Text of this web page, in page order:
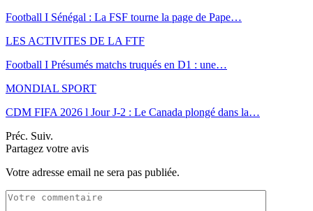
Football I Sénégal : La FSF tourne la page de Pape…
LES ACTIVITES DE LA FTF
Football I Présumés matchs truqués en D1 : une…
MONDIAL SPORT
CDM FIFA 2026 l Jour J-2 : Le Canada plongé dans la…
Préc. Suiv.
Partagez votre avis
Votre adresse email ne sera pas publiée.